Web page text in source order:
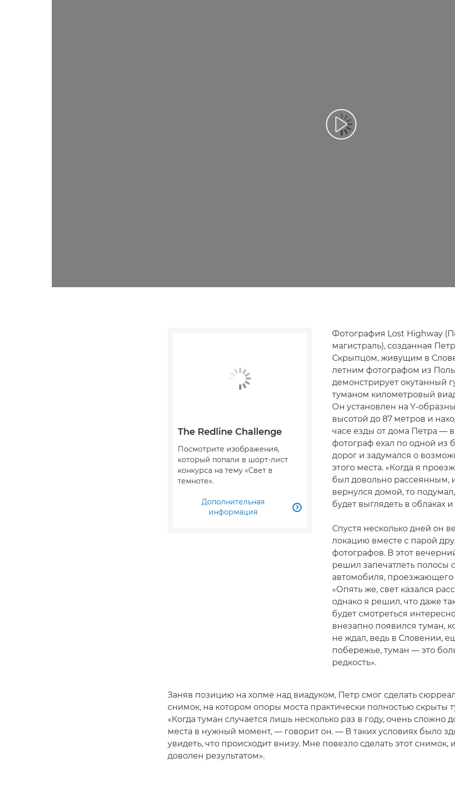
Воспроизведение видео
Фотография Lost Highway
магистраль), созданная
Скрыпцом, живущим в
летним фотографом из
демонстрирует окутанный
туманом километровый
Он установлен на Y-
высотой до 87 метров и
часе езды от дома Петра — в
фотограф ехал по одной из
дорог и задумался о
этого места. «Когда я
был довольно рассеянным,
вернулся домой, то
будет выглядеть в облаках
Спустя несколько дней он
локацию вместе с парой
фотографов. В этот
решил запечатлеть полосы
автомобиля, проезжающего
«Опять же, свет казался
однако я решил, что даже
будет смотреться
внезапно появился туман,
не ждал, ведь в Словении,
побережье, туман — это
редкость».
The Redline Challenge
Посмотрите изображения,
который попали в шорт-лист
конкурса на тему «Свет в
темноте».
Дополнительная
информация

Заняв позицию на холме над виадуком, Петр смог сделать
снимок, на котором опоры моста практически полностью скрыты
«Когда туман случается лишь несколько раз в году, очень сложно
места в нужный момент, — говорит он. — В таких условиях было
увидеть, что происходит внизу. Мне повезло сделать этот снимок,
доволен результатом».